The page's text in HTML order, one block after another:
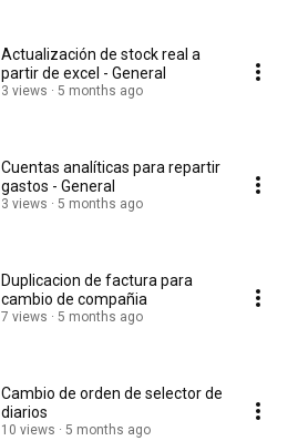
Actualización de stock real a
partir de excel - General
3 views 5 months ago
Cuentas analíticas para repartir
gastos - General
3 views 5 months ago
Duplicacion de factura para
cambio de compañia
7 views 5 months ago
Cambio de orden de selector de
diarios
10 views 5 months ago